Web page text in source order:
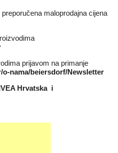
preporučena maloprodajna cijena
prijavom na primanje
o-nama/beiersdorf/Newsletter
Hrvatska i